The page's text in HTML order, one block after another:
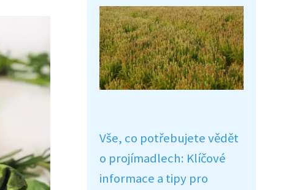
Vše, co potřebujete vědět
o projímadlech: Klíčové
informace a tipy pro